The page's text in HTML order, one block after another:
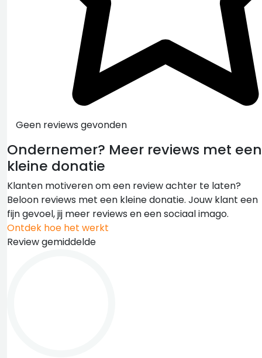
Geen reviews gevonden
Ondernemer? Meer reviews met een
kleine donatie
Klanten motiveren om een review achter te laten?
Beloon reviews met een kleine donatie. Jouw klant een
fijn gevoel, jij meer reviews en een sociaal imago.
Ontdek hoe het werkt
Review gemiddelde